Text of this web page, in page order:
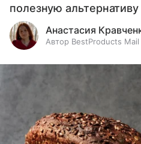
полезную
Анастасия
Автор BestProducts Mail